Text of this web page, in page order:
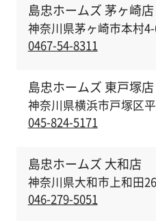
島忠ホームズ 茅ヶ崎店
神奈川県茅ヶ崎市本村
0467-54-8311
島忠ホームズ 東戸塚店
神奈川県横浜市戸塚区
045-824-5171
島忠ホームズ 大和店
神奈川県大和市上和田
046-279-5051